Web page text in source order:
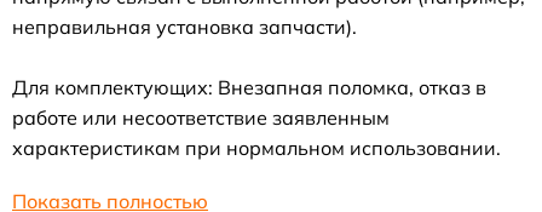
неправильная установка запчасти).
Для комплектующих: Внезапная поломка, отказ в
работе или несоответствие заявленным
характеристикам при нормальном использовании.
Показать полностью